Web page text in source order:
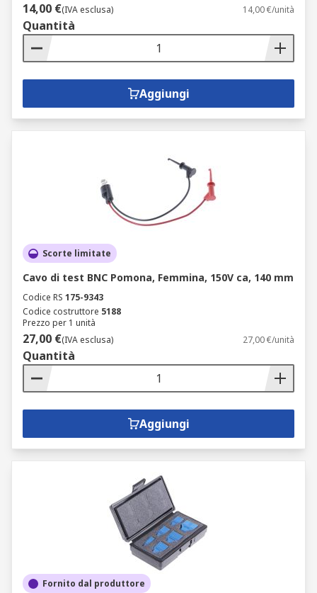
14,00 €(IVA esclusa) 14,00 €/unità
Quantità
Aggiungi
Scorte limitate
Cavo di test BNC Pomona, Femmina, 150V ca, 140 mm
Codice RS 175-9343
Codice costruttore 5188
Prezzo per 1 unità
27,00 €(IVA esclusa) 27,00 €/unità
Quantità
Aggiungi
Fornito dal produttore